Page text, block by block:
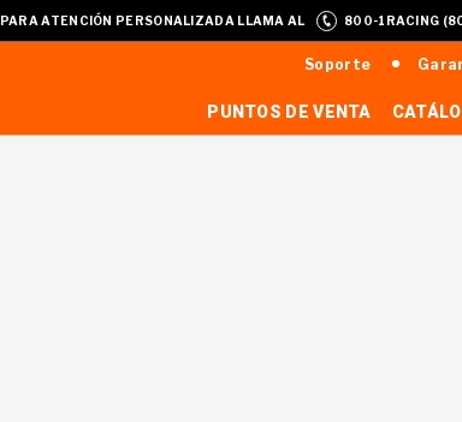
PARA ATENCIÓN PERSONALIZADA LLAMA AL 800-1RACING
Soporte
PUNTOS DE VENTA